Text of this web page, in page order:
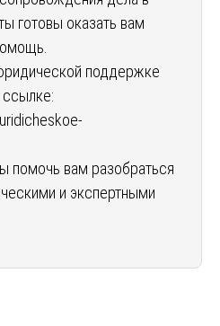
готовы оказать вам
поддержке
помочь вам разобраться
и экспертными